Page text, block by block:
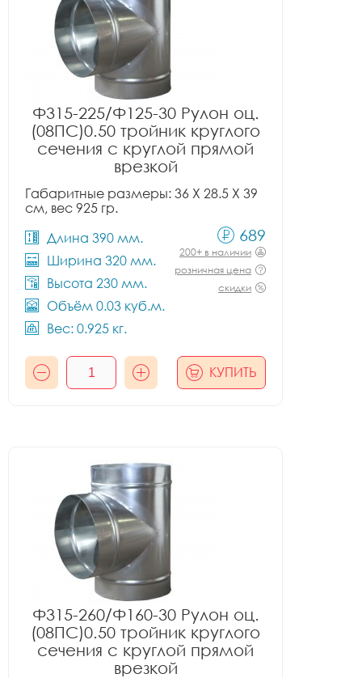
Ф315-225/Ф125-30 Рулон оц.
(08ПС)0.50 тройник круглого
сечения с круглой прямой
врезкой
Габаритные размеры: 36 X 28.5 X 39
см, вес 925 гр.
Длина 390 мм.
Ширина 320 мм.
Высота 230 мм.
Объём 0.03 куб.м.
Вес: 0.925 кг.
689
200+ в наличии
розничная цена
скидки
КУПИТЬ
Ф315-260/Ф160-30 Рулон оц.
(08ПС)0.50 тройник круглого
сечения с круглой прямой
врезкой